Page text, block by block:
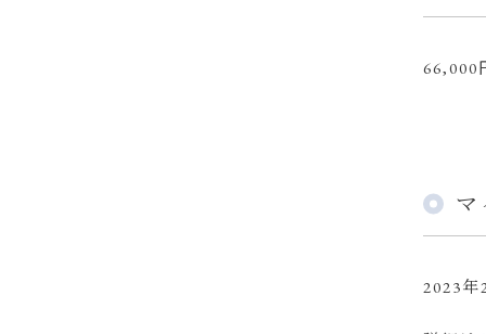
66,000
マ
2023